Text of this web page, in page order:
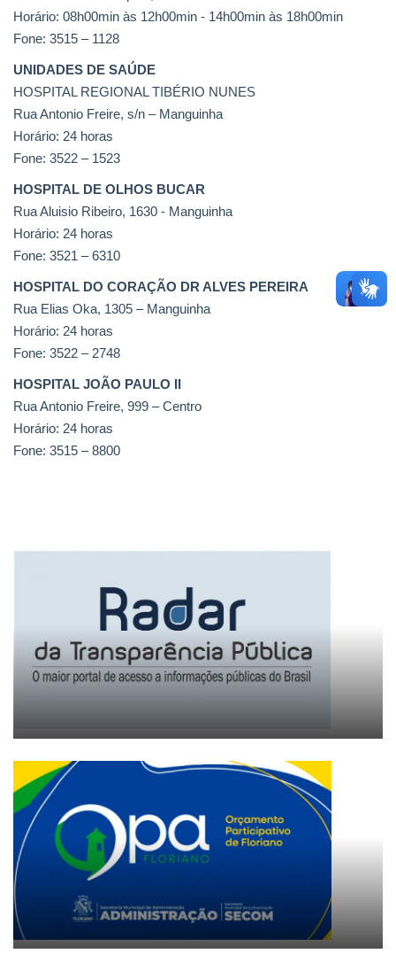
Horário: 08h00min às 12h00min - 14h00min às 18h00min
Fone: 3515 – 1128
UNIDADES DE SAÚDE
HOSPITAL REGIONAL TIBÉRIO NUNES
Rua Antonio Freire, s/n – Manguinha
Horário: 24 horas
Fone: 3522 – 1523
HOSPITAL DE OLHOS BUCAR
Rua Aluisio Ribeiro, 1630 - Manguinha
Horário: 24 horas
Fone: 3521 – 6310
HOSPITAL DO CORAÇÃO DR ALVES PEREIRA
Rua Elias Oka, 1305 – Manguinha
Horário: 24 horas
Fone: 3522 – 2748
HOSPITAL JOÃO PAULO II
Rua Antonio Freire, 999 – Centro
Horário: 24 horas
Fone: 3515 – 8800